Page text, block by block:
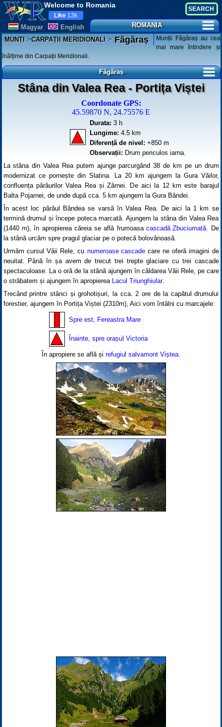
Welcome to Romania
Magyar English
Like 13k
ROMANIA
MUNȚI>CARPAȚII MERIDIONALI>Făgăraș
Munții Făgăraș au cea
mai mare întindere și
înălțime din Carpații Meridionali.
Făgăraș
Stâna din Valea Rea - Portița Viștei
Coordonate GPS:
45.59870 N, 24.75576 E
Durata: 3 h
Lungime: 4.5 km
Diferență de nivel: +850 m
Observații: Drum periculos iarna.
La stâna din Valea Rea putem ajunge parcurgând 38 de km pe un drum
modernizat ce pornește din Slatina. La 20 km ajungem la Gura Văilor,
confluența pârâurilor Valea Rea și Zârnei. De aici la 12 km este barajul
Balta Pojarnei, de unde după cca. 5 km ajungem la Gura Bândei.
În acest loc pârâul Bândea se varsă în Valea Rea. De aici la 1 km se
termină drumul și începe poteca marcată. Ajungem la stâna din Valea Rea
(1440 m), în apropierea căreia se află frumoasacascadă Zbuciumată. De
la stână urcăm spre pragul glaciar pe o potecă bolovănoasă.
Urmăm cursul Văii Rele, cu numeroase cascadecare ne oferă imagini de
neuitat. Până în șa avem de trecut trei trepte glaciare cu trei cascade
spectaculoase. La o oră de la stână ajungem în căldarea Văii Rele, pe care
o străbatem și ajungem în apropierea Lacul Triunghiular.
Trecând printre stânci și grohotișuri, la cca. 2 ore de la capătul drumului
forestier, ajungem în Portița Viștei (2310m), Aici vom întâlni cu marcajele:
Spre est, Fereastra Mare
Înainte, spre orașul Victoria
În apropiere se află și refugiul salvamont Viștea.